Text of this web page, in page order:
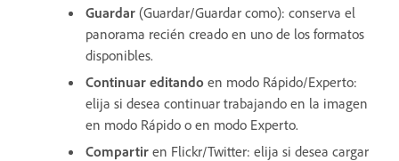
Guardar (Guardar/Guardar como): conserva el
panorama recién creado en uno de los formatos
disponibles.
Continuar editando en modo Rápido/Experto:
elija si desea continuar trabajando en la imagen
en modo Rápido o en modo Experto.
Compartir en Flickr/Twitter: elija si desea cargar